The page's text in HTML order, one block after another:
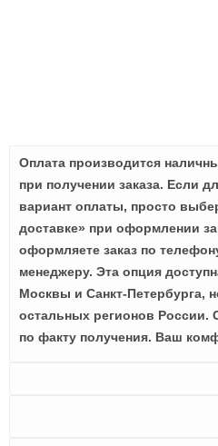
Оплата производится
при получении заказа. Если
вариант оплаты, просто
доставке» при оформлении
оформляете заказ по
менеджеру. Эта опция
Москвы и Санкт-Петербурга,
остальных регионов России.
по факту получения. Ваш